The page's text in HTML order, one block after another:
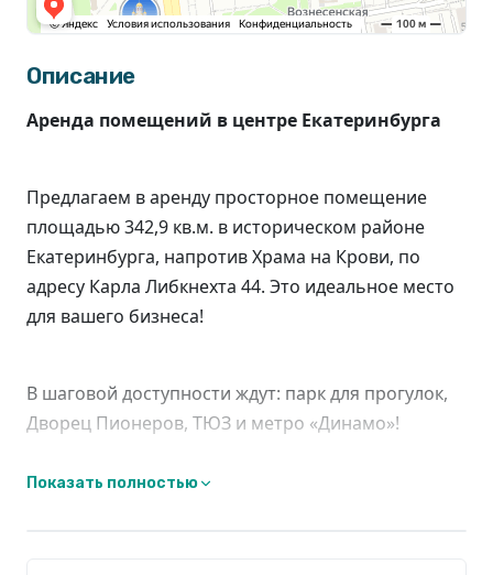
Описание
Аренда помещений в центре Екатеринбурга
Предлагаем в аренду просторное помещение
площадью 342,9 кв.м. в историческом районе
Екатеринбурга, напротив Храма на Крови, по
адресу Карла Либкнехта 44. Это идеальное место
для вашего бизнеса!
В шаговой доступности ждут: парк для прогулок,
Дворец Пионеров, ТЮЗ и метро «Динамо»!
Показать полностью